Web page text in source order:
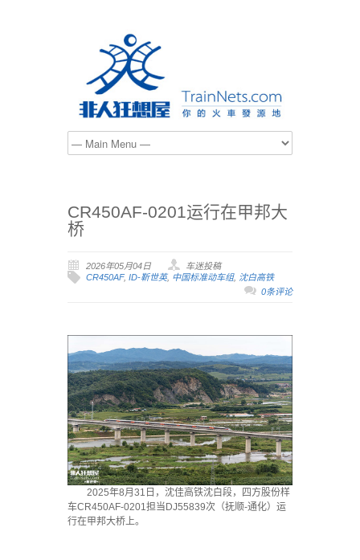
CR450AF-0201运行在甲邦大
桥
2026年05月04日
车迷投稿
CR450AF, ID-靳世英, 中国标准动车组, 沈白高铁
0条评论
2025年8月31日，沈佳高铁沈白段，四方股份样
车CR450AF-0201担当DJ55839次（抚顺-通化）运
行在甲邦大桥上。